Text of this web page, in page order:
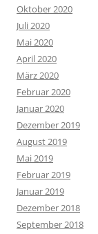
Oktober 2020
Juli 2020
Mai 2020
April 2020
März 2020
Februar 2020
Januar 2020
Dezember 2019
August 2019
Mai 2019
Februar 2019
Januar 2019
Dezember 2018
September 2018